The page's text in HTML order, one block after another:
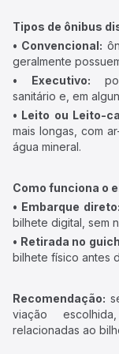
Tipos de ônibus
• Convencional:
geralmente
• Executivo:
sanitário e, em
• Leito ou Leito-
mais longas, com
água mineral.
Como funciona o
• Embarque direto:
bilhete digital, sem
• Retirada no
bilhete físico antes
Recomendação:
viação
relacionadas ao